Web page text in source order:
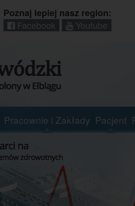
Poznaj lepiej nasz region:
Facebook
Youtube
Pracownie i Zakłady Pacjent